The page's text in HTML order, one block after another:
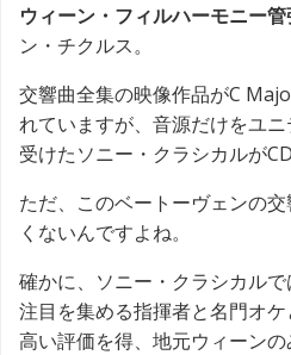
ウィーン・フィルハーモニー
ン・チクルス。
交響曲全集の映像作品がC
れていますが、音源だけをユ
受けたソニー・クラシカルが
ただ、このベートーヴェンの
くないんですよね。
確かに、ソニー・クラシカル
注目を集める指揮者と名門オ
高い評価を得、地元ウィーン